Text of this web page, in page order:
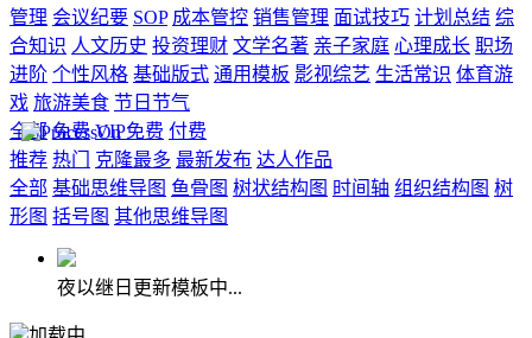
管理 会议纪要 SOP 成本管控 销售管理 面试技巧 计划总结 综
合知识 人文历史 投资理财 文学名著 亲子家庭 心理成长 职场
进阶 个性风格 基础版式 通用模板 影视综艺 生活常识 体育游
戏 旅游美食 节日节气
全部 免费 VIP免费 付费
推荐 热门 克隆最多 最新发布 达人作品
全部 基础思维导图 鱼骨图 树状结构图 时间轴 组织结构图 树
形图 括号图 其他思维导图
夜以继日更新模板中...